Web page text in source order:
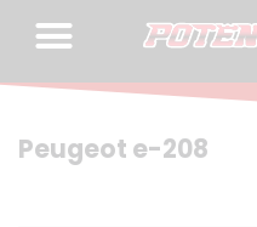
Peugeot e-208